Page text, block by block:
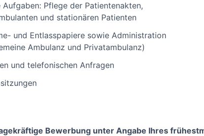
Pflege der Patientenakten,
und stationären Patienten
und Entlasspapiere sowie Administration
Ambulanz und Privatambulanz)
und telefonischen Anfragen
Bewerbung unter Angabe Ihres